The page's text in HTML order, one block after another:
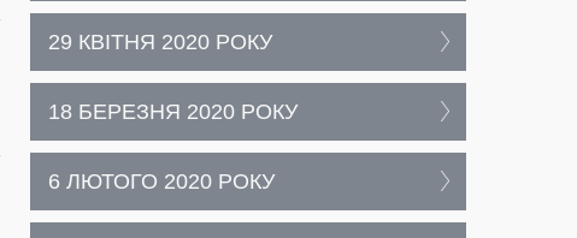
29 КВІТНЯ 2020 РОКУ
18 БЕРЕЗНЯ 2020 РОКУ
6 ЛЮТОГО 2020 РОКУ